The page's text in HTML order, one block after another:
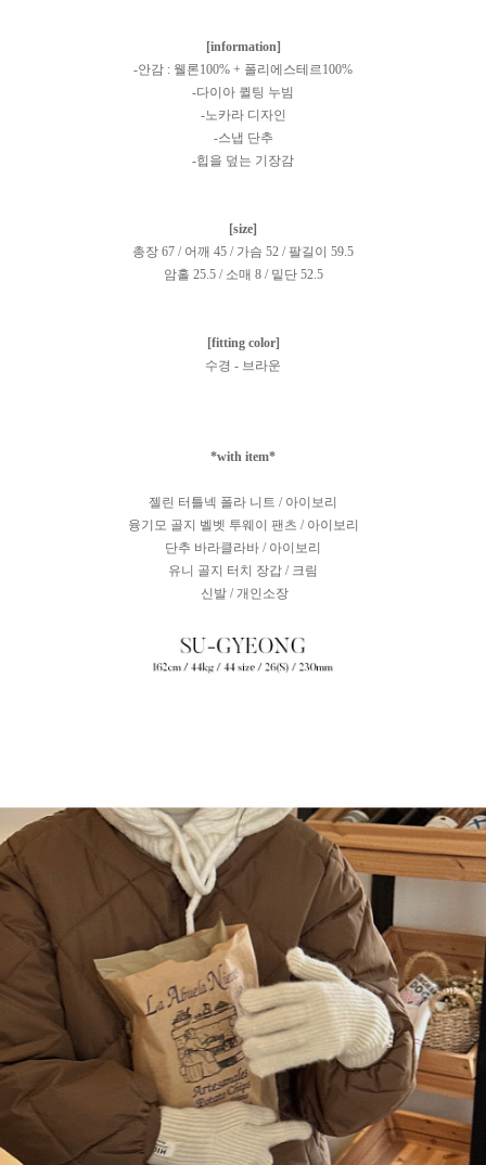
[information]
-안감 : 웰론100% + 폴리에스테르100%
-다이아 퀼팅 누빔
-노카라 디자인
-스냅 단추
-힙을 덮는 기장감
[size]
총장 67 / 어깨 45 / 가슴 52 / 팔길이 59.5
암홀 25.5 / 소매 8 / 밑단 52.5
[fitting color]
수경 - 브라운
*with item*
젤린 터틀넥 폴라 니트 / 아이보리
융기모 골지 벨벳 투웨이 팬츠 / 아이보리
단추 바라클라바 / 아이보리
유니 골지 터치 장갑 / 크림
신발 / 개인소장